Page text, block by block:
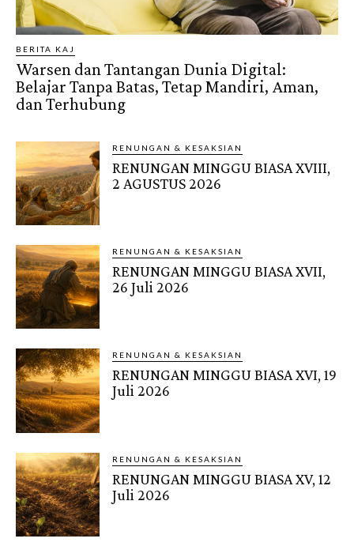
BERITA KAJ
Warsen dan Tantangan Dunia Digital:
Belajar Tanpa Batas, Tetap Mandiri, Aman,
dan Terhubung
RENUNGAN & KESAKSIAN
RENUNGAN MINGGU BIASA XVIII,
2 AGUSTUS 2026
RENUNGAN & KESAKSIAN
RENUNGAN MINGGU BIASA XVII,
26 Juli 2026
RENUNGAN & KESAKSIAN
RENUNGAN MINGGU BIASA XVI, 19
Juli 2026
RENUNGAN & KESAKSIAN
RENUNGAN MINGGU BIASA XV, 12
Juli 2026